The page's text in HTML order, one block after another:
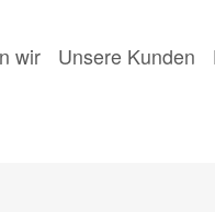
wir Unsere Kunden